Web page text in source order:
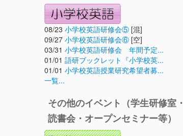
08/23 小学校英語研修会⑤ [混]
09/27 小学校英語研修会⑥ [空]
03/31 小学校英語研修会 年間予定...
01/01 語研ブックレット『小学校英...
01/01 小学校英語授業研究希望者募...
一覧...
その他のイベント（学生研修室・
読書会・オープンセミナー等）